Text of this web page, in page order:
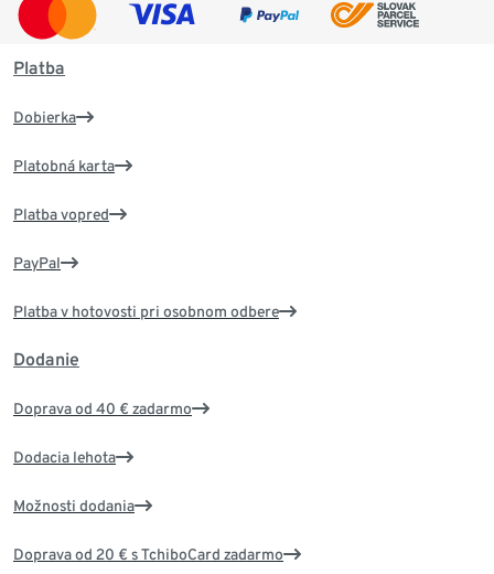
Platba
Dobierka
Platobná karta
Platba vopred
PayPal
Platba v hotovosti pri osobnom odbere
Dodanie
Doprava od 40 € zadarmo
Dodacia lehota
Možnosti dodania
Doprava od 20 € s TchiboCard zadarmo